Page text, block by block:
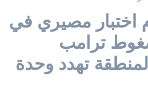
اختبار مصيري في
ترامب
تهدد وحدة